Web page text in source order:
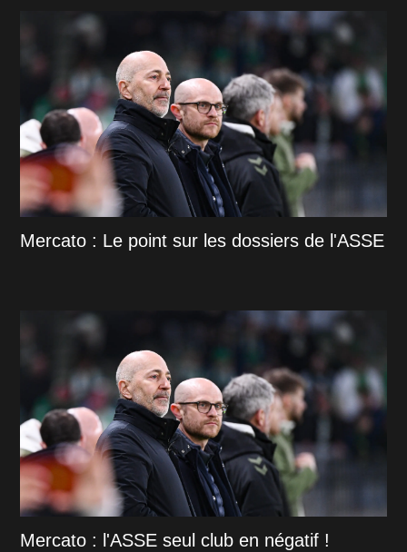
Mercato : Le point sur les dossiers de l'ASSE
Mercato : l'ASSE seul club en négatif !